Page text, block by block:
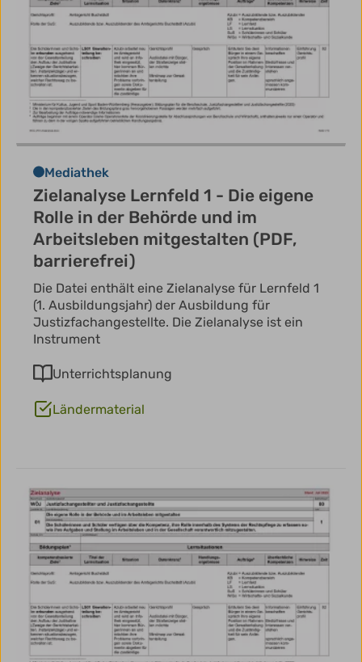
Mediathek
Zielanalyse Lernfeld 1 - Die eigene
Rolle in der Behörde und im
Arbeitsleben mitgestalten (PDF,
barrierefrei)
Die Datei enthält eine Zielanalyse für Lernfeld 1
(1. Ausbildungsjahr) der Ausbildung für
Justizfachangestellte. Die Zielanalyse ist ein
Instrument
Unterrichtsplanung
Ländermaterial